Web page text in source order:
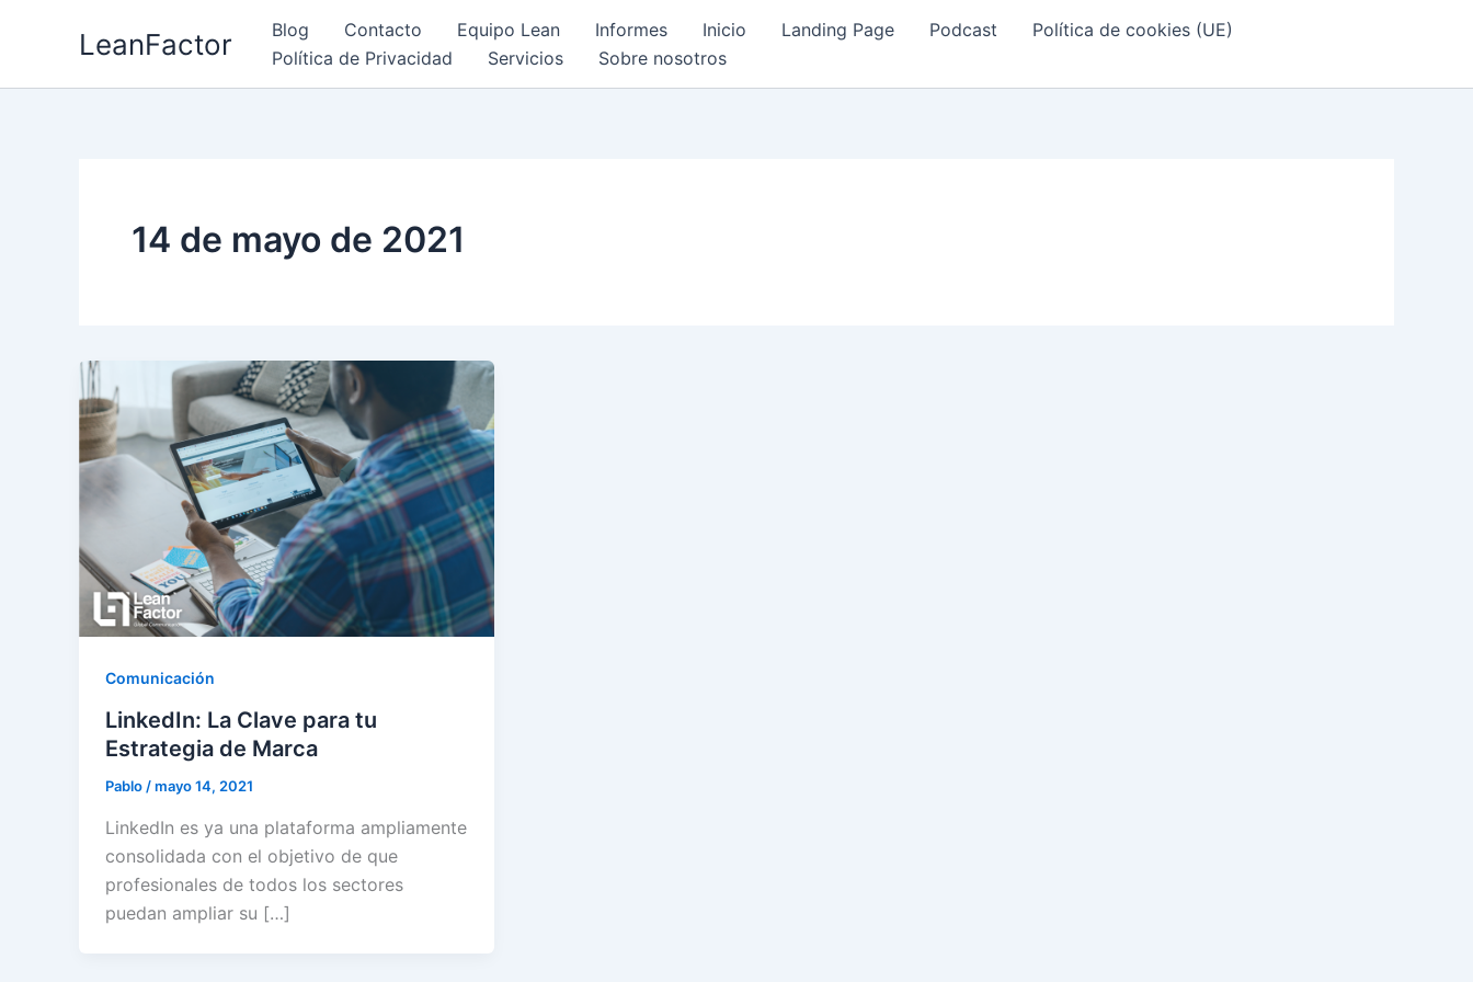
LeanFactor Blog Contacto Equipo Lean Informes Inicio Landing Page Podcast
Política de cookies (UE)
Política de Privacidad
Servicios Sobre nosotros
14 de mayo de 2021
Comunicación
LinkedIn: La Clave para tu
Estrategia de Marca
Pablo/mayo 14, 2021
LinkedIn es ya una plataforma ampliamente
consolidada con el objetivo de que
profesionales de todos los sectores
puedan ampliar su […]